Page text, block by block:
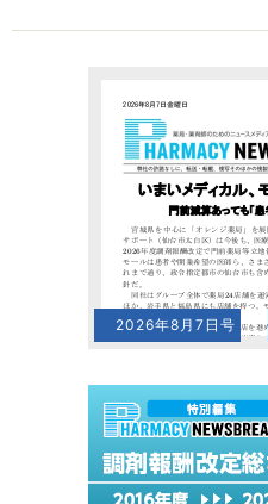
2026年8月7日号